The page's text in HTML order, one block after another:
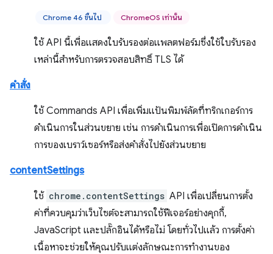
Chrome 46 ขึ้นไป ChromeOS เท่านั้น
ใช้ API นี้เพื่อแสดงใบรับรองต่อแพลตฟอร์มซึ่งใช้ใบรับรอง
เหล่านี้สำหรับการตรวจสอบสิทธิ์ TLS ได้
คำสั่ง
ใช้ Commands API เพื่อเพิ่มแป้นพิมพ์ลัดที่ทริกเกอร์การ
ดำเนินการในส่วนขยาย เช่น การดำเนินการเพื่อเปิดการดำเนิน
การของเบราว์เซอร์หรือส่งคำสั่งไปยังส่วนขยาย
contentSettings
ใช้ chrome.contentSettings API เพื่อเปลี่ยนการตั้ง
ค่าที่ควบคุมว่าเว็บไซต์จะสามารถใช้ฟีเจอร์อย่างคุกกี้,
JavaScript และปลั๊กอินได้หรือไม่ โดยทั่วไปแล้ว การตั้งค่า
เนื้อหาจะช่วยให้คุณปรับแต่งลักษณะการทำงานของ